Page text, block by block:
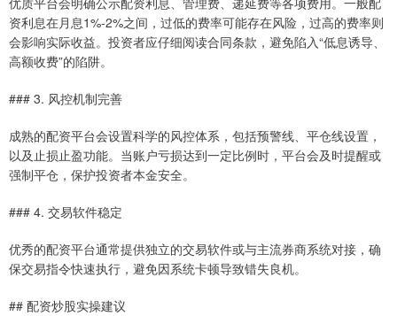
资利息在月息1%-2%之间，过低的费率可能存在风险，过高的费率则
会影响实际收益。投资者应仔细阅读合同条款，避免陷入“低息诱导、
高额收费”的陷阱。
### 3. 风控机制完善
成熟的配资平台会设置科学的风控体系，包括预警线、平仓线设置，
以及止损止盈功能。当账户亏损达到一定比例时，平台会及时提醒或
强制平仓，保护投资者本金安全。
### 4. 交易软件稳定
优秀的配资平台通常提供独立的交易软件或与主流券商系统对接，确
保交易指令快速执行，避免因系统卡顿导致错失良机。
## 配资炒股实操建议